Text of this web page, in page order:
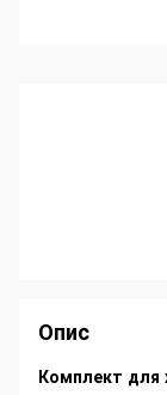
Опис
Комплект для